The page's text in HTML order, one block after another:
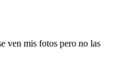
ven mis fotos pero no las